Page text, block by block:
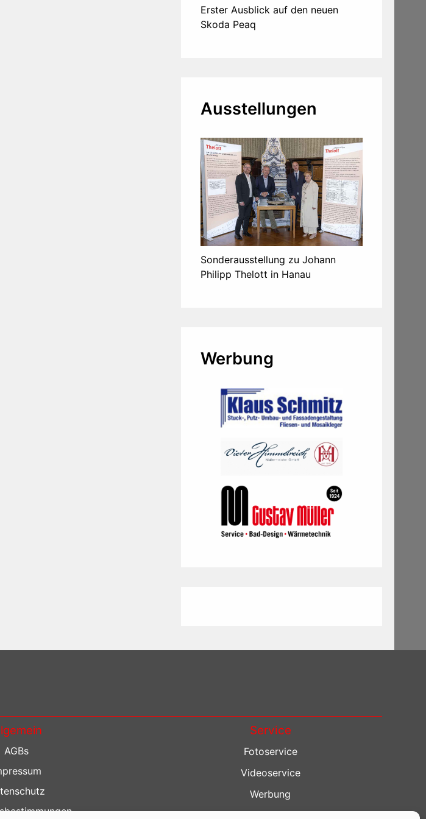
Erster Ausblick auf den neuen
Skoda Peaq
Ausstellungen
Sonderausstellung zu Johann
Philipp Thelott in Hanau
Werbung
AGBs
Service
Fotoservice
Videoservice
Werbung